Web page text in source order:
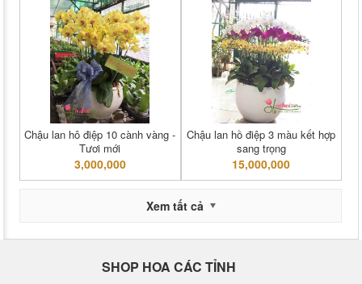
Chậu lan hô điệp 10 cành vàng -
Tươi mới
3,000,000
Chậu lan hồ điệp 3 màu kết hợp
sang trọng
15,000,000
Xem tất cả
SHOP HOA CÁC TỈNH